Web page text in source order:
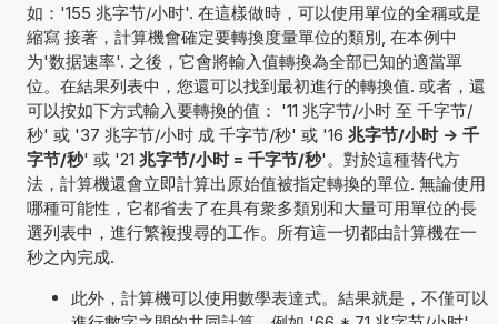
如：'155 兆字节/小时'. 在這樣做時，可以使用單位的全稱或是
縮寫 接著，計算機會確定要轉換度量單位的類別, 在本例中
为'数据速率'. 之後，它會將輸入值轉換為全部已知的適當單
位。在結果列表中，您還可以找到最初進行的轉換值. 或者，還
可以按如下方式輸入要轉換的值： '11 兆字节/小时 至 千字节/
秒' 或 '37 兆字节/小时 成 千字节/秒' 或 '16 兆字节/小时 -> 千
字节/秒' 或 '21 兆字节/小时 = 千字节/秒'。對於這種替代方
法，計算機還會立即計算出原始值被指定轉換的單位. 無論使用
哪種可能性，它都省去了在具有衆多類別和大量可用單位的長
選列表中，進行繁複搜尋的工作。所有這一切都由計算機在一
秒之內完成.
此外，計算機可以使用數學表達式。結果就是，不僅可以